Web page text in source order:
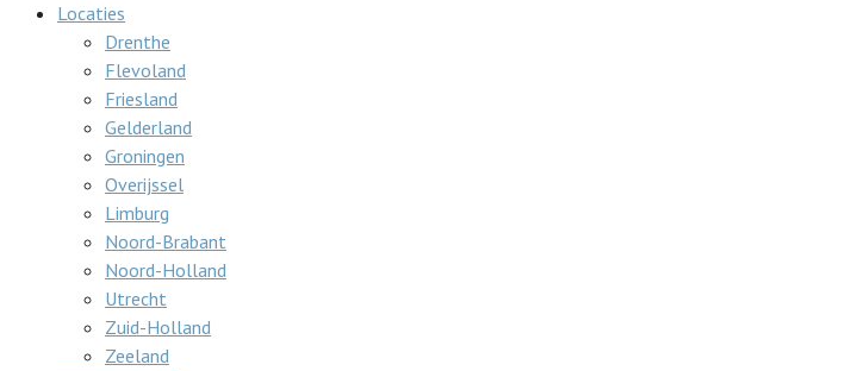
Locaties
Drenthe
Flevoland
Friesland
Gelderland
Groningen
Overijssel
Limburg
Noord-Brabant
Noord-Holland
Utrecht
Zuid-Holland
Zeeland